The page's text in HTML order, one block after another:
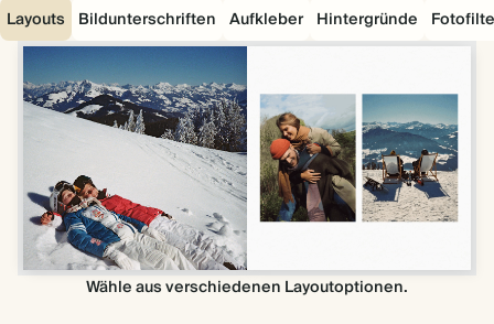
Layouts Bildunterschriften Aufkleber Hintergründe
Wähle aus verschiedenen Layoutoptionen.